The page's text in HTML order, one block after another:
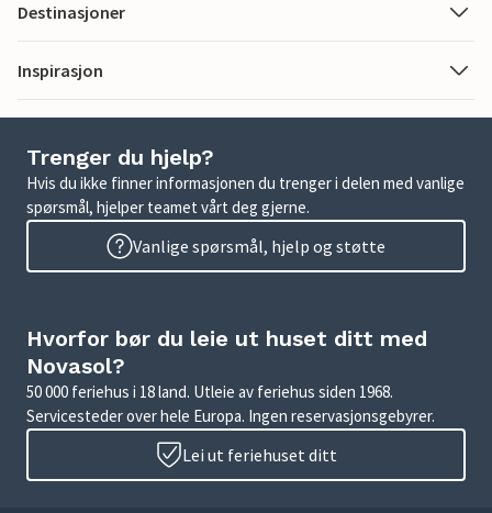
Destinasjoner
Inspirasjon
Trenger du hjelp?
Hvis du ikke finner informasjonen du trenger i delen med vanlige
spørsmål, hjelper teamet vårt deg gjerne.
Vanlige spørsmål, hjelp og støtte
Hvorfor bør du leie ut huset ditt med
Novasol?
50 000 feriehus i 18 land. Utleie av feriehus siden 1968.
Servicesteder over hele Europa. Ingen reservasjonsgebyrer.
Lei ut feriehuset ditt